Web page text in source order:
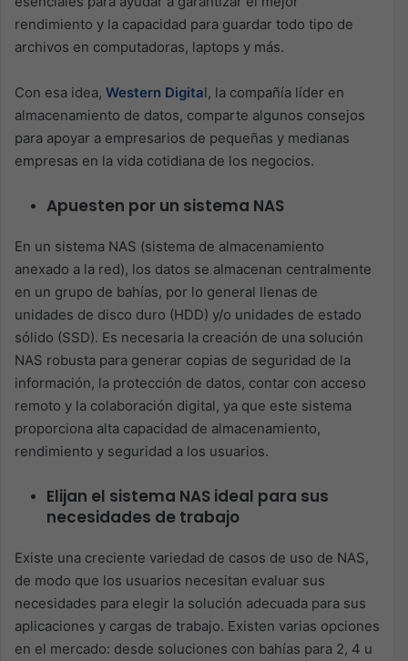
rendimiento y la capacidad para guardar todo tipo de
archivos en computadoras, laptops y más.
Con esa idea, Western Digital, la compañía líder en
almacenamiento de datos, comparte algunos consejos
para apoyar a empresarios de pequeñas y medianas
empresas en la vida cotidiana de los negocios.
Apuesten por un sistema NAS
En un sistema NAS (sistema de almacenamiento
anexado a la red), los datos se almacenan centralmente
en un grupo de bahías, por lo general llenas de
unidades de disco duro (HDD) y/o unidades de estado
sólido (SSD). Es necesaria la creación de una solución
NAS robusta para generar copias de seguridad de la
información, la protección de datos, contar con acceso
remoto y la colaboración digital, ya que este sistema
proporciona alta capacidad de almacenamiento,
rendimiento y seguridad a los usuarios.
Elijan el sistema NAS ideal para sus
necesidades de trabajo
Existe una creciente variedad de casos de uso de NAS,
de modo que los usuarios necesitan evaluar sus
necesidades para elegir la solución adecuada para sus
aplicaciones y cargas de trabajo. Existen varias opciones
en el mercado: desde soluciones con bahías para 2, 4 u